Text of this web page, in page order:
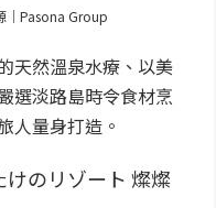
｜Pasona Group
天然溫泉水療、以美
選淡路島時令食材烹
人量身打造。